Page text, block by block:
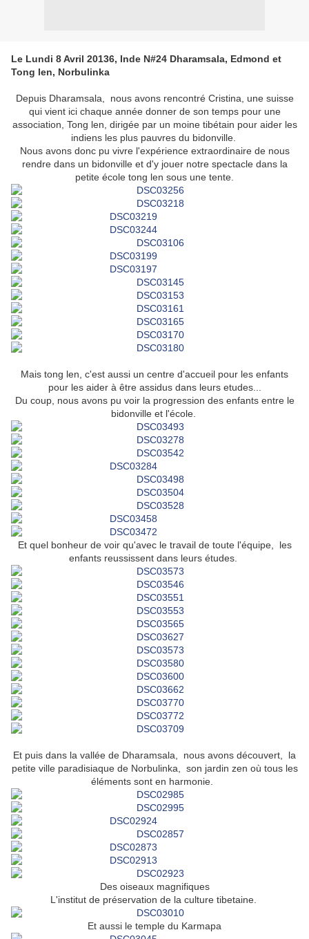
Le Lundi 8 Avril 20136, Inde N#24 Dharamsala, Edmond et
Tong len, Norbulinka
Depuis Dharamsala, nous avons rencontré Cristina, une suisse
qui vient ici chaque année donner de son temps pour une
association, Tong len, dirigée par un moine tibétain pour aider les
indiens les plus pauvres du bidonville.
Nous avons donc pu vivre l'expérience extraordinaire de nous
rendre dans un bidonville et d'y jouer notre spectacle dans la
petite école tong len sous une tente.
Mais tong len, c'est aussi un centre d'accueil pour les enfants
pour les aider à être assidus dans leurs etudes...
Du coup, nous avons pu voir la progression des enfants entre le
bidonville et l'école.
Et quel bonheur de voir qu'avec le travail de toute l'équipe, les
enfants reussissent dans leurs études.
Et puis dans la vallée de Dharamsala, nous avons découvert, la
petite ville paradisiaque de Norbulinka, son jardin zen où tous les
éléments sont en harmonie.
Des oiseaux magnifiques
L'institut de préservation de la culture tibetaine.
Et aussi le temple du Karmapa